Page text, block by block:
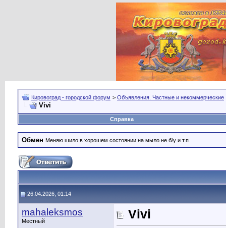
Кировоград - городской форум > Объявления. Частные и некоммерческие
Vivi
Справка
Обмен Меняю шило в хорошем состоянии на мыло не б/у и т.п.
26.04.2026, 01:14
mahaleksmos
Местный
Vivi